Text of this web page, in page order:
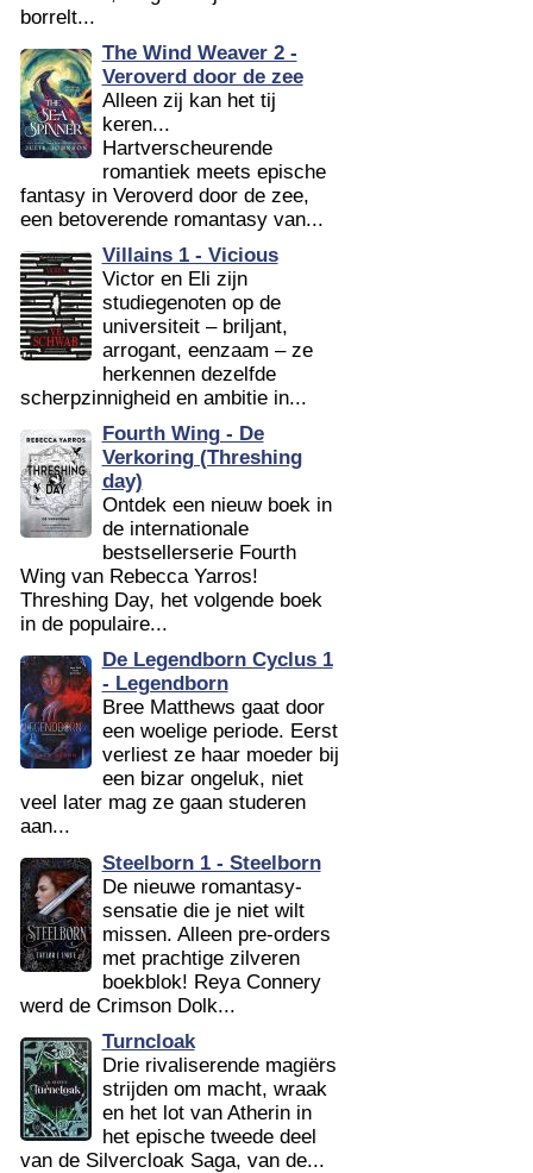
borrelt...
The Wind Weaver 2 -
Veroverd door de zee
Alleen zij kan het tij
keren...
Hartverscheurende
romantiek meets epische
fantasy in Veroverd door de zee,
een betoverende romantasy van...
Villains 1 - Vicious
Victor en Eli zijn
studiegenoten op de
universiteit – briljant,
arrogant, eenzaam – ze
herkennen dezelfde
scherpzinnigheid en ambitie in...
Fourth Wing - De
Verkoring (Threshing
day)
Ontdek een nieuw boek in
de internationale
bestsellerserie Fourth
Wing van Rebecca Yarros!
Threshing Day, het volgende boek
in de populaire...
De Legendborn Cyclus 1
- Legendborn
Bree Matthews gaat door
een woelige periode. Eerst
verliest ze haar moeder bij
een bizar ongeluk, niet
veel later mag ze gaan studeren
aan...
Steelborn 1 - Steelborn
De nieuwe romantasy-
sensatie die je niet wilt
missen. Alleen pre-orders
met prachtige zilveren
boekblok! Reya Connery
werd de Crimson Dolk...
Turncloak
Drie rivaliserende magiërs
strijden om macht, wraak
en het lot van Atherin in
het epische tweede deel
van de Silvercloak Saga, van de...